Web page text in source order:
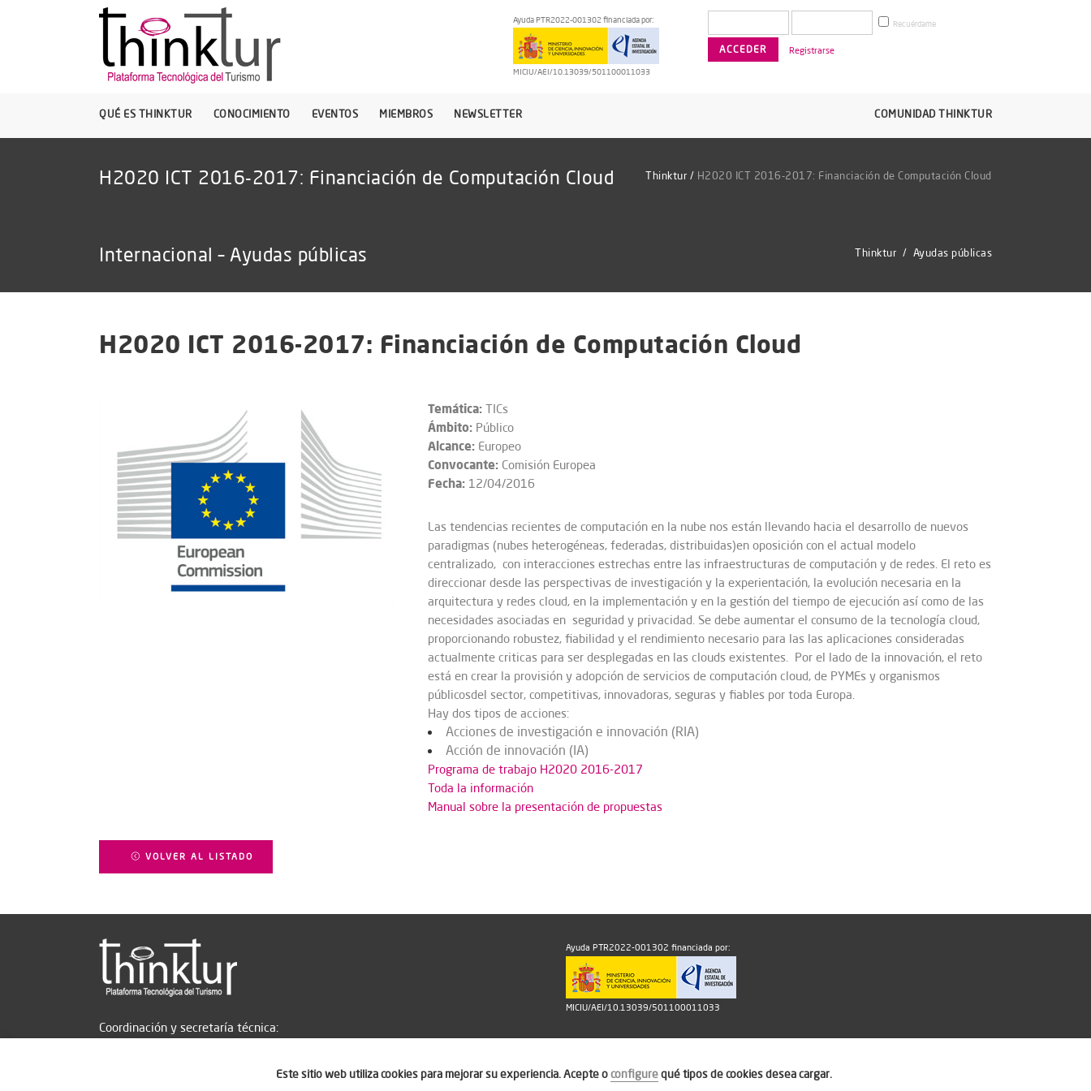
Ayuda PTR2022-001302 financiada por:
MICIU/AEI/10.13039/501100011033
Recuérdame
Registrarse
QUÉ ES THINKTUR CONOCIMIENTO EVENTOS MIEMBROS NEWSLETTER COMUNIDAD THINKTUR
H2020 ICT 2016-2017: Financiación de Computación Cloud Thinktur / H2020 ICT 2016-2017: Financiación de Computación Cloud
Internacional – Ayudas públicas Thinktur / Ayudas públicas
H2020 ICT 2016-2017: Financiación de Computación Cloud
Temática: TICs
Ámbito: Público
Alcance: Europeo
Convocante: Comisión Europea
Fecha: 12/04/2016
Las tendencias recientes de computación en la nube nos están llevando hacia el desarrollo de nuevos
paradigmas (nubes heterogéneas, federadas, distribuidas)en oposición con el actual modelo
centralizado, con interacciones estrechas entre las infraestructuras de computación y de redes. El reto es
direccionar desde las perspectivas de investigación y la experientación, la evolución necesaria en la
arquitectura y redes cloud, en la implementación y en la gestión del tiempo de ejecución así como de las
necesidades asociadas en seguridad y privacidad. Se debe aumentar el consumo de la tecnología cloud,
proporcionando robustez, fiabilidad y el rendimiento necesario para las las aplicaciones consideradas
actualmente criticas para ser desplegadas en las clouds existentes. Por el lado de la innovación, el reto
está en crear la provisión y adopción de servicios de computación cloud, de PYMEs y organismos
públicosdel sector, competitivas, innovadoras, seguras y fiables por toda Europa.
Hay dos tipos de acciones:
Acciones de investigación e innovación (RIA)
Acción de innovación (IA)
Programa de trabajo H2020 2016-2017
Toda la información
Manual sobre la presentación de propuestas
VOLVER AL LISTADO
Coordinación y secretaría técnica:
Ayuda PTR2022-001302 financiada por:
MICIU/AEI/10.13039/501100011033
Este sitio web utiliza cookies para mejorar su experiencia. Acepte oconfigurequé tipos de cookies desea cargar.